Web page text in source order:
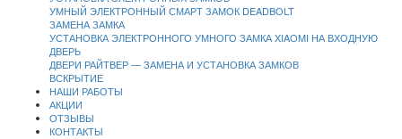
УМНЫЙ ЭЛЕКТРОННЫЙ СМАРТ ЗАМОК DEADBOLT
ЗАМЕНА ЗАМКА
УСТАНОВКА ЭЛЕКТРОННОГО УМНОГО ЗАМКА XIAOMI НА ВХОДНУЮ
ДВЕРЬ
ДВЕРИ РАЙТВЕР — ЗАМЕНА И УСТАНОВКА ЗАМКОВ
ВСКРЫТИЕ
НАШИ РАБОТЫ
АКЦИИ
ОТЗЫВЫ
КОНТАКТЫ